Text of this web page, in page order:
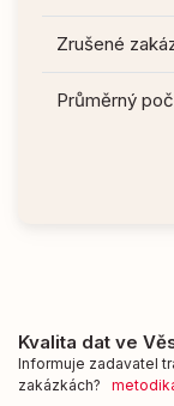
Zrušené
Průměrný
Kvalita dat ve
Informuje zadavatel
zakázkách?